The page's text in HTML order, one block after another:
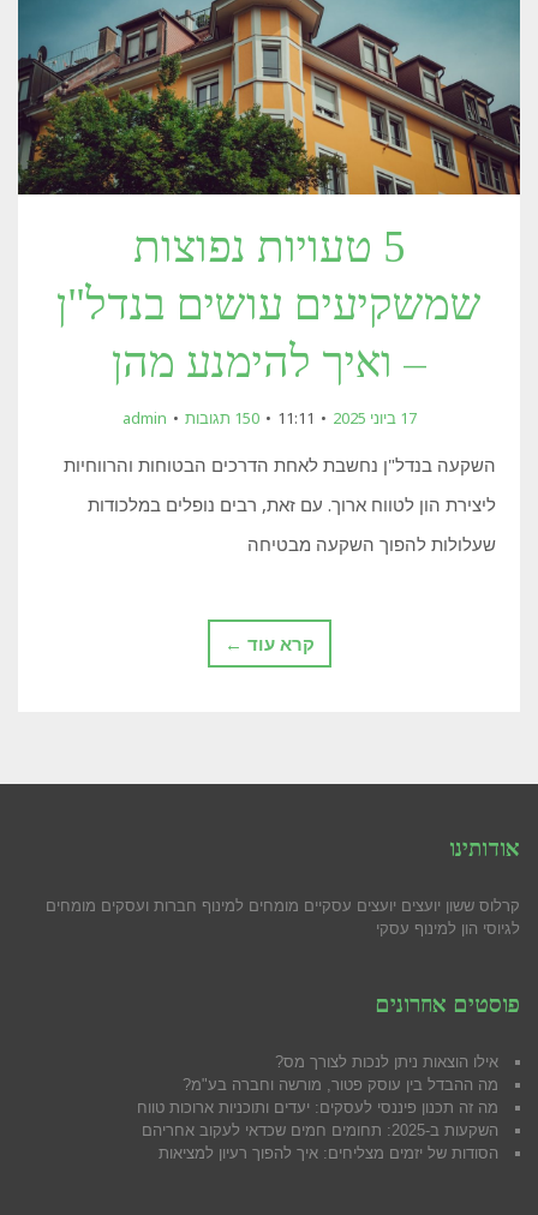
5 טעויות נפוצות
שמשקיעים עושים בנדל"ן
– ואיך להימנע מהן
17 ביוני 2025 11:11 150 תגובות admin
השקעה בנדל"ן נחשבת לאחת הדרכים הבטוחות והרווחיות
ליצירת הון לטווח ארוך. עם זאת, רבים נופלים במלכודות
שעלולות להפוך השקעה מבטיחה
קרא עוד ←
אודותינו
קרלוס ששון יועצים יועצים עסקיים מומחים למינוף חברות ועסקים מומחים
לגיוסי הון למינוף עסקי
פוסטים אחרונים
אילו הוצאות ניתן לנכות לצורך מס?
מה ההבדל בין עוסק פטור, מורשה וחברה בע"מ?
מה זה תכנון פיננסי לעסקים: יעדים ותוכניות ארוכות טווח
השקעות ב-2025: תחומים חמים שכדאי לעקוב אחריהם
הסודות של יזמים מצליחים: איך להפוך רעיון למציאות